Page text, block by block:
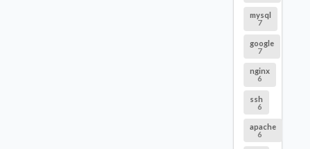
mysql
7
google
7
nginx
6
ssh
6
apache
6